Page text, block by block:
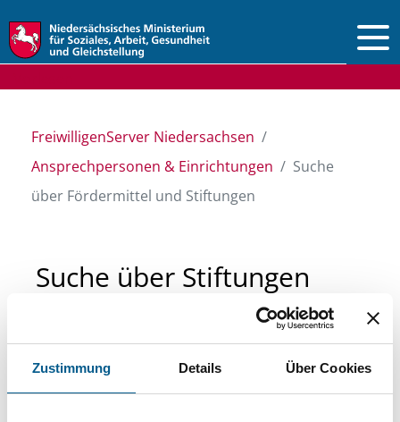
Zustimmung Details Über Cookies
FreiwilligenServer Niedersachsen
Ansprechpersonen & Einrichtungen
Suche
über Fördermittel und Stiftungen
Suche über Stiftungen
Sie suchen finanzielle Unterstützung für ein